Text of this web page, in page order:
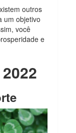
outros
um objetivo
você
e